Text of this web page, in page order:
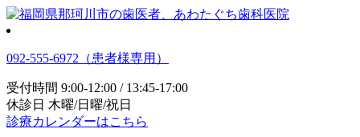
092-555-6972 （患者様専用）
受付時間 9:00-12:00 / 13:45-17:00
休診日 木曜/日曜/祝日
診療カレンダーはこちら